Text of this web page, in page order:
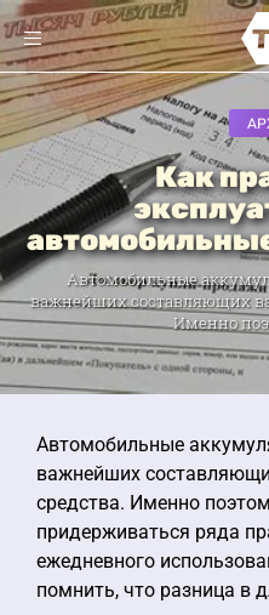
Как
Автомобильные
важнейших составляющих
Именно
Автомобильные
важнейших
средства. Именно
придерживаться ряда
ежедневного
помнить, что разница в